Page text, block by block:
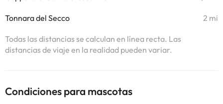
Tonnara del Secco 2 mi
Todas las distancias se calculan en línea recta. Las
distancias de viaje en la realidad pueden variar.
Condiciones para mascotas